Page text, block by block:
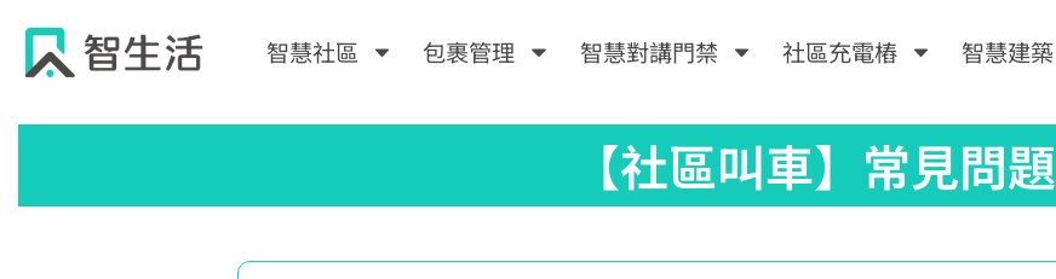
智慧社區 包裹管理 智慧對講門禁 社區充電樁 智慧建築
【社區叫車】常見問題